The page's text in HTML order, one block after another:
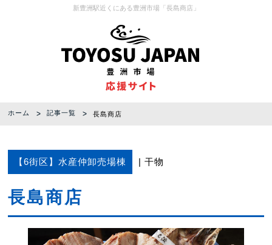
新豊洲駅近くにある豊洲市場「長島商店」
ホーム 記事一覧 長島商店
【6街区】水産仲卸売場棟 干物
長島商店